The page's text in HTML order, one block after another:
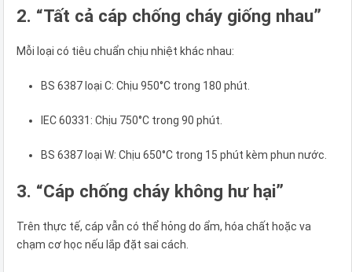
2. “Tất cả cáp chống cháy giống nhau”
Mỗi loại có tiêu chuẩn chịu nhiệt khác nhau:
BS 6387 loại C: Chịu 950°C trong 180 phút.
IEC 60331: Chịu 750°C trong 90 phút.
BS 6387 loại W: Chịu 650°C trong 15 phút kèm phun nước.
3. “Cáp chống cháy không hư hại”
Trên thực tế, cáp vẫn có thể hỏng do ẩm, hóa chất hoặc va
chạm cơ học nếu lắp đặt sai cách.